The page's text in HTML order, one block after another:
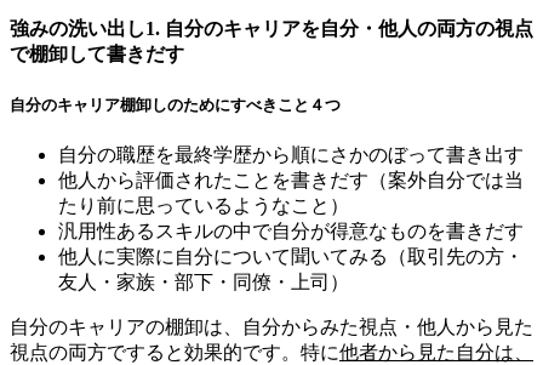
強みの洗い出し1. 自分のキャリアを自分・他人の両方の視点
で棚卸して書きだす
自分のキャリア棚卸しのためにすべきこと４つ
自分の職歴を最終学歴から順にさかのぼって書き出す
他人から評価されたことを書きだす（案外自分では当
たり前に思っているようなこと）
汎用性あるスキルの中で自分が得意なものを書きだす
他人に実際に自分について聞いてみる（取引先の方・
友人・家族・部下・同僚・上司）
自分のキャリアの棚卸は、自分からみた視点・他人から見た
視点の両方ですると効果的です。特に他者から見た自分は、